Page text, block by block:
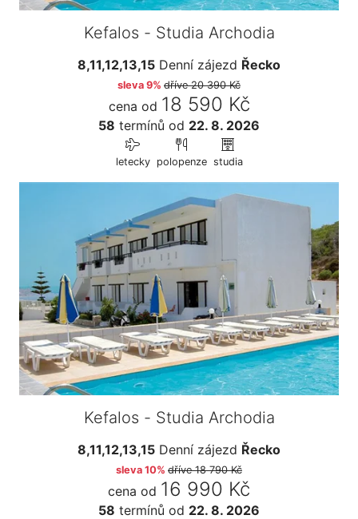
Kefalos - Studia Archodia
8,11,12,13,15 Denní zájezd Řecko
sleva 9% dříve20 390 Kč
cena od 18 590 Kč
58 termínů od 22. 8. 2026
letecky polopenze studia
Kefalos - Studia Archodia
8,11,12,13,15 Denní zájezd Řecko
sleva 10% dříve18 790 Kč
cena od 16 990 Kč
58 termínů od 22. 8. 2026